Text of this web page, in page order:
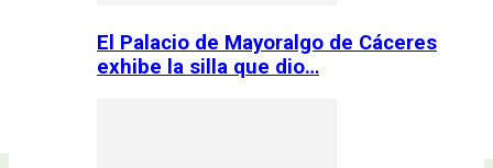
El Palacio de Mayoralgo de Cáceres
exhibe la silla que dio…